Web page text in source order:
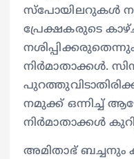
സ്‍പോയിലറുകള്‍
പ്രേക്ഷകരുടെ
നിര്‍മാതാക്കള്‍.
നമുക്ക് ഒന്നിച്ച്
നിര്‍മാതാക്കള്‍
അമിതാഭ്